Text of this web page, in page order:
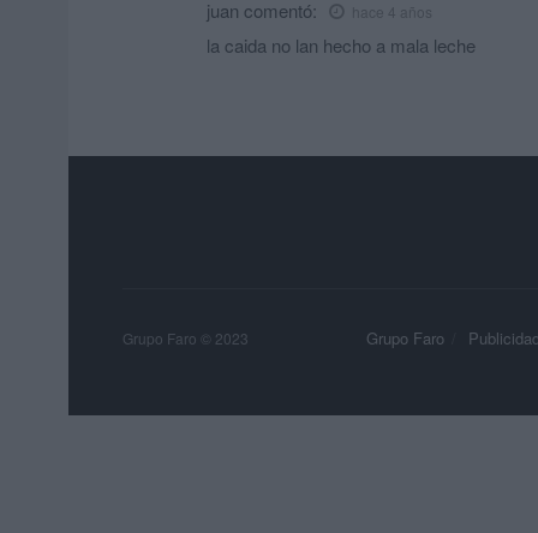
juan comentó: hace 4 años
la caida no lan hecho a mala leche
Grupo Faro Publicidad
Grupo Faro © 2023